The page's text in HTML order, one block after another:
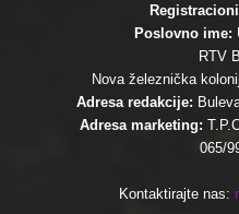
Poslovno ime:
RTV
Nova železnička
Adresa redakcije:
Adresa marketing:
065/
Kontaktirajte nas: